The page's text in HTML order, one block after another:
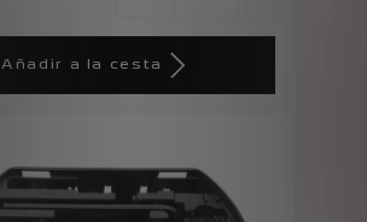
Añadir a la cesta